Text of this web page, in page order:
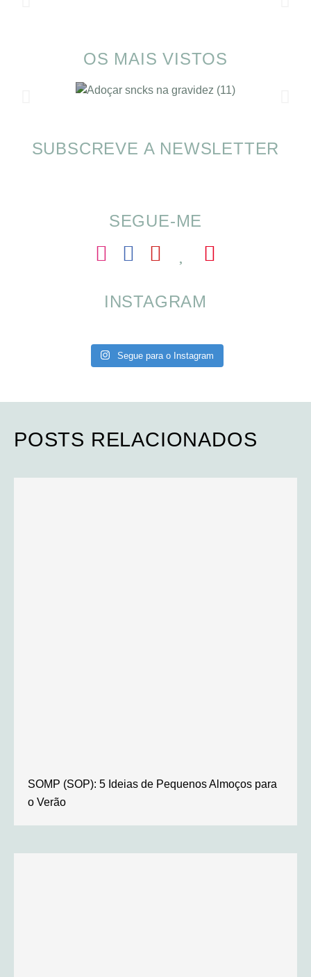
OS MAIS VISTOS
SOMP (SOP): 5 Ideias de Pequenos Almoços
SUBSCREVE A NEWSLETTER
SEGUE-ME
INSTAGRAM
Segue para o Instagram
POSTS RELACIONADOS
SOMP (SOP): 5 Ideias de Pequenos Almoços para
o Verão